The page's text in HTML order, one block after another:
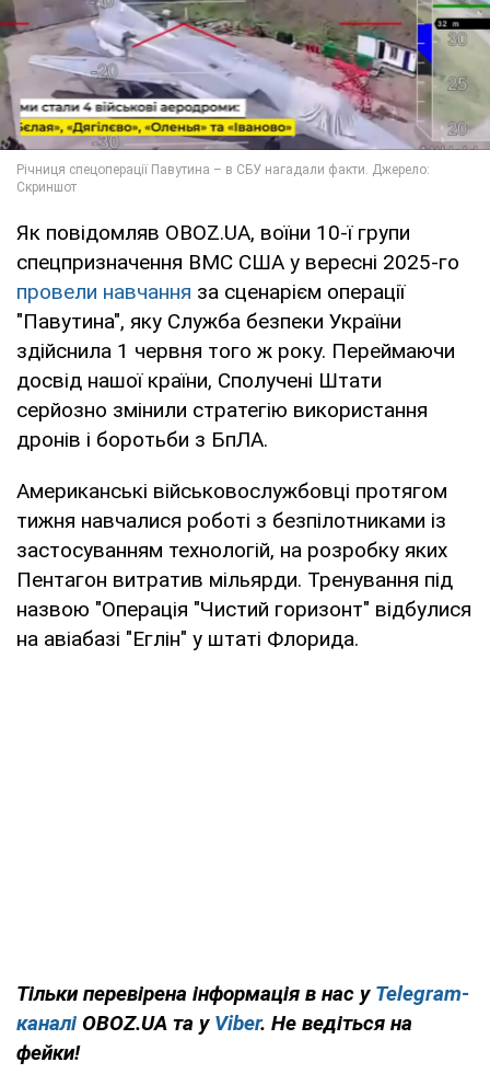
Як повідомляв OBOZ.UA, воїни 10-ї групи
спецпризначення ВМС США у вересні 2025-го
провели навчання за сценарієм операції
"Павутина", яку Служба безпеки України
здійснила 1 червня того ж року. Переймаючи
досвід нашої країни, Сполучені Штати
серйозно змінили стратегію використання
дронів і боротьби з БпЛА.
Американські військовослужбовці протягом
тижня навчалися роботі з безпілотниками із
застосуванням технологій, на розробку яких
Пентагон витратив мільярди. Тренування під
назвою "Операція "Чистий горизонт" відбулися
на авіабазі "Еглін" у штаті Флорида.
Тільки перевірена інформація в нас у Telegram-
каналі OBOZ.UA та у Viber. Не ведіться на
фейки!